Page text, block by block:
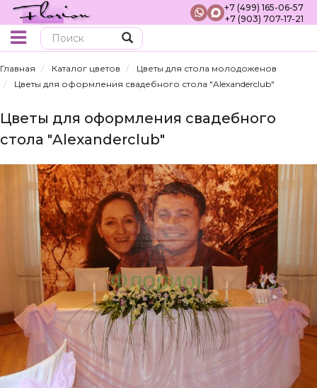
+7 (499) 165-06-57
+7 (903) 707-17-21
Главная Каталог цветов
Цветы для стола молодоженов
Цветы для оформления свадебного стола "Alexanderclub"
Цветы для оформления свадебного
стола "Alexanderclub"